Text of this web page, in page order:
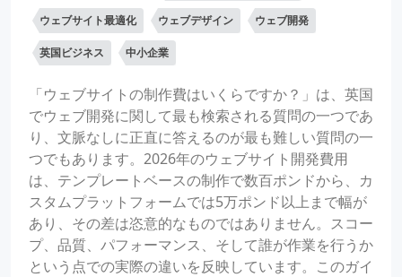
ウェブサイト最適化 ウェブデザイン ウェブ開発
英国ビジネス 中小企業
「ウェブサイトの制作費はいくらですか？」は、英国
でウェブ開発に関して最も検索される質問の一つであ
り、文脈なしに正直に答えるのが最も難しい質問の一
つでもあります。2026年のウェブサイト開発費用
は、テンプレートベースの制作で数百ポンドから、カ
スタムプラットフォームでは5万ポンド以上まで幅が
あり、その差は恣意的なものではありません。スコー
プ、品質、パフォーマンス、そして誰が作業を行うか
という点での実際の違いを反映しています。このガイ